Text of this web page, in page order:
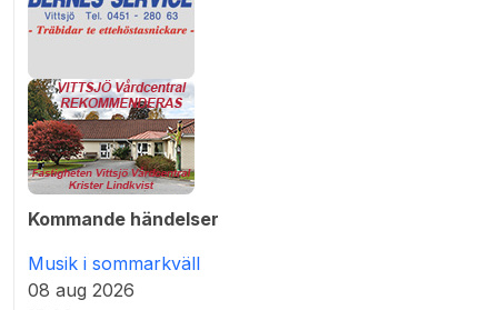
Kommande händelser
Musik i sommarkväll
08 aug 2026